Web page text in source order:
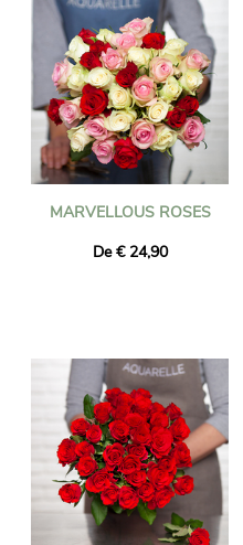
MARVELLOUS ROSES
De € 24,90